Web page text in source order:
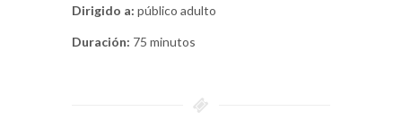
Dirigido a: público adulto
Duración: 75 minutos